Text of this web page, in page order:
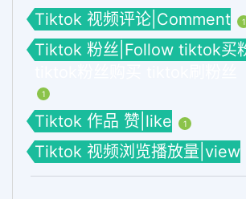
Tiktok 视频评论|Comment 1
Tiktok 粉丝|Follow tiktok买
1
Tiktok 作品 赞|like 1
Tiktok 视频浏览播放量|view